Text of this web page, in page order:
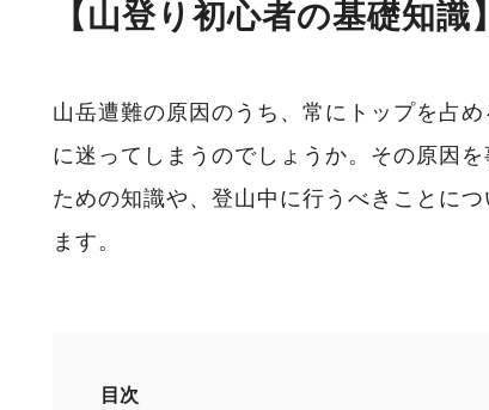
【山登り初心者の基礎知識】
山岳遭難の原因のうち、常にトップを占
に迷ってしまうのでしょうか。その原因
ための知識や、登山中に行うべきことに
ます。
目次